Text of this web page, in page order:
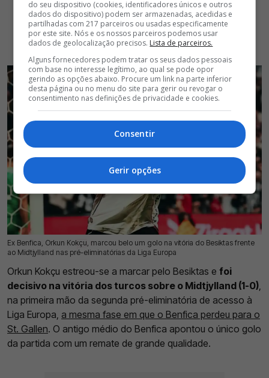
Ex Benfica, Orkun Kokçu, marcou belo um golo na vitória do Besiktas frente
ao Midtjylland nas pré-eliminatórias da Liga Europa
24 Jul 2026 | 13:29 | 0
Orkun Kokçu estreou-se a marcar pelo Besiktas e foi
decisivo na vitória dos turcos sobre o Midtjylland (1-0)
na primeira mão da segunda pré-eliminatória de acesso à
Liga Europa, a mesma fase em que o Benfica perdeu para o
St. Gallen. O antigo médio do Benfica apontou o único golo
da partida com um remate de grande qualidade.
do seu dispositivo (cookies, identificadores únicos e outros
dados do dispositivo) podem ser armazenadas, acedidas e
partilhadas com 217 parceiros ou usadas especificamente
por este site. Nós e os nossos parceiros podemos usar
dados de geolocalização precisos. Lista de parceiros.
Alguns fornecedores podem tratar os seus dados pessoais
com base no interesse legítimo, ao qual se pode opor
gerindo as opções abaixo. Procure um link na parte inferior
desta página ou no menu do site para gerir ou revogar o
consentimento nas definições de privacidade e cookies.
Consentir
Gerir opções